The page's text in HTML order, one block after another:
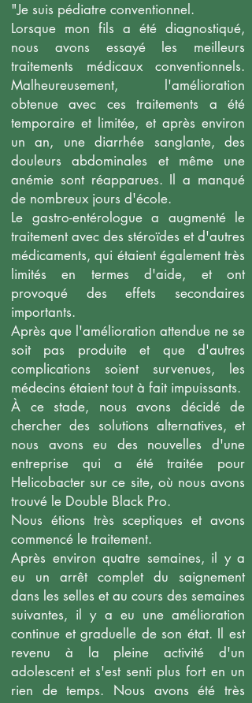
"Je suis pédiatre conventionnel.
Lorsque mon fils a été diagnostiqué,
nous avons essayé les meilleurs
traitements médicaux conventionnels.
Malheureusement, l'amélioration
obtenue avec ces traitements a été
temporaire et limitée, et après environ
un an, une diarrhée sanglante, des
douleurs abdominales et même une
anémie sont réapparues. Il a manqué
de nombreux jours d'école.
Le gastro-entérologue a augmenté le
traitement avec des stéroïdes et d'autres
médicaments, qui étaient également très
limités en termes d'aide, et ont
provoqué des effets secondaires
importants.
Après que l'amélioration attendue ne se
soit pas produite et que d'autres
complications soient survenues, les
médecins étaient tout à fait impuissants.
À ce stade, nous avons décidé de
chercher des solutions alternatives, et
nous avons eu des nouvelles d'une
entreprise qui a été traitée pour
Helicobacter sur ce site, où nous avons
trouvé le Double Black Pro.
Nous étions très sceptiques et avons
commencé le traitement.
Après environ quatre semaines, il y a
eu un arrêt complet du saignement
dans les selles et au cours des semaines
suivantes, il y a eu une amélioration
continue et graduelle de son état. Il est
revenu à la pleine activité d'un
adolescent et s'est senti plus fort en un
rien de temps. Nous avons été très